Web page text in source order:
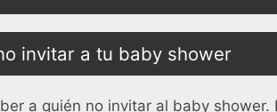
invitar a tu baby shower
a quién no invitar al baby shower.